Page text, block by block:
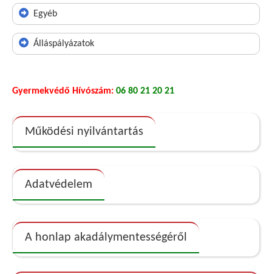
Egyéb
Álláspályázatok
Gyermekvédő Hívószám: 06 80 21 20 21
Működési nyilvántartás
Adatvédelem
A honlap akadálymentességéről